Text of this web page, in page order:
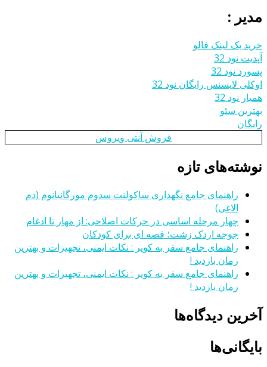
مدیر :
خرید بک لینک فالو
آپدیت نود 32
پسورد نود 32
اوکلی لایسنس رایگان نود 32
همیار نود 32
بهترین سئو
رایگان
فروش آنتی ویروس
نوشته‌های تازه
راهنمای جامع نگهداری ساکولنت سدوم مورگانیانوم (دم
الاغی)
چهار مرحله اساسی در حرکات اصلاحی: از مهار تا ادغام
جوجه اردک زشت؛ قصه ای برای کودکان
راهنمای جامع سفر به کویر : نکات ایمنی، تجهیزات و بهترین
زمان بازدید !
راهنمای جامع سفر به کویر : نکات ایمنی، تجهیزات و بهترین
زمان بازدید !
آخرین دیدگاه‌ها
بایگانی‌ها